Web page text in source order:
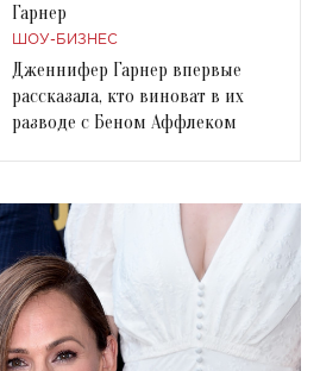
Гарнер
ШОУ-БИЗНЕС
Дженнифер Гарнер впервые
рассказала, кто виноват в их
разводе с Беном Аффлеком